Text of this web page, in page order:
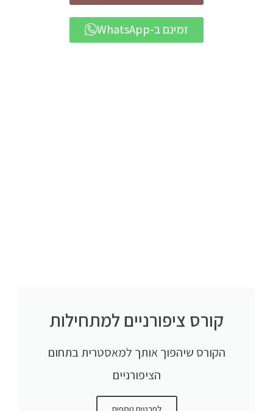
זמינם ב-WhatsApp
קורס ציפורניים למתחילות
הקורס שיהפוך אותך למאסטרית בתחום
הציפורניים